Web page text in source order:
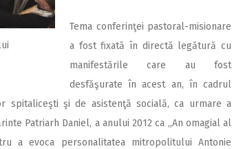
Tema conferinţei pastoral-misionare
a fost fixată în directă legătură cu
manifestările care au fost
desfăşurate în acest an, în cadrul
spitaliceşti şi de asistenţă socială, ca urmare a
Patriarh Daniel, a anului 2012 ca „An omagial al
a evoca personalitatea mitropolitului Antonie